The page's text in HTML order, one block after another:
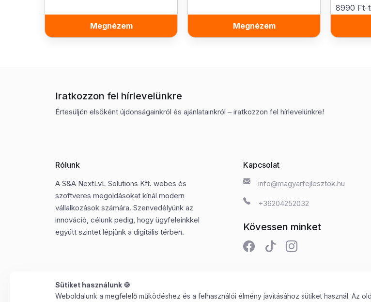
Megnézem Megnézem
8990 Ft-
Iratkozzon fel hírlevelünkre
Értesüljön elsőként újdonságainkról és ajánlatainkról – iratkozzon fel hírlevelünkre!
Rólunk
A S&A NextLvL Solutions Kft. webes és
szoftveres megoldásokat kínál modern
vállalkozások számára. Szenvedélyünk az
innováció, célunk pedig, hogy ügyfeleinkkel
együtt szintet lépjünk a digitális térben.
Kapcsolat
info@magyarfejlesztok.hu
+36204252032
Kövessen minket
Sütiket használunk 🍪
Weboldalunk a megfelelő működéshez és a felhasználói élmény javításához sütiket használ. Az